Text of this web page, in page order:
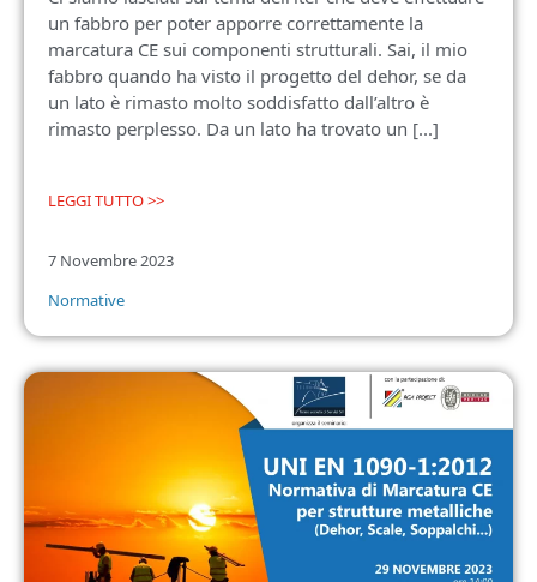
un fabbro per poter apporre correttamente la
marcatura CE sui componenti strutturali. Sai, il mio
fabbro quando ha visto il progetto del dehor, se da
un lato è rimasto molto soddisfatto dall’altro è
rimasto perplesso. Da un lato ha trovato un [...]
LEGGI TUTTO >>
7 Novembre 2023
Normative